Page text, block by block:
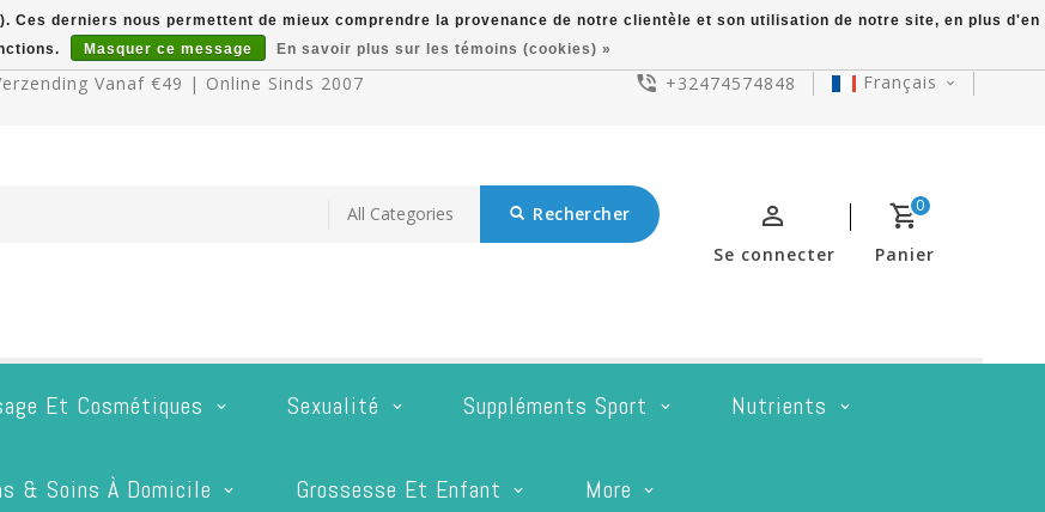
Vanaf €49 | Online Sinds 2007 +32474574848 Français
Rechercher 0
Panier
Se connecter
Et Cosmétiques Sexualité Suppléments Sport Nutrients
& Soins À Domicile Grossesse Et Enfant More
derniers nous permettent de mieux comprendre la provenance de notre clientèle et son utilisation de notre site, en plus d'en
Masquer ce message En savoir plus sur les témoins (cookies) »